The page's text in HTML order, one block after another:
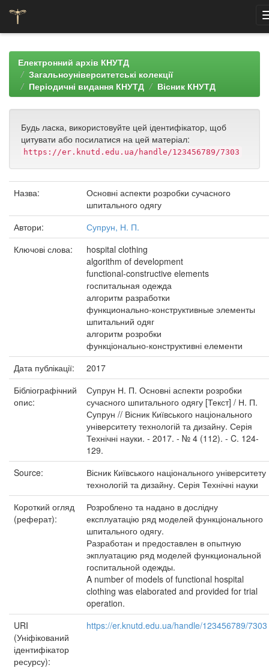
navigationЕлектронний архів КНУТД
Загальноуніверситетські колекції
Періодичні видання КНУТД
Вісник КНУТД
Будь ласка, використовуйте цей ідентифікатор, щоб
цитувати або посилатися на цей матеріал:
https://er.knutd.edu.ua/handle/123456789/7303
Назва:
Основні аспекти розробки сучасного
шпитального одягу
Автори:
Супрун, Н. П.
Ключові слова:
hospital clothing
algorithm of development
functional-constructive elements
госпитальная одежда
алгоритм разработки
функционально-конструктивные элементы
шпитальний одяг
алгоритм розробки
функціонально-конструктивні елементи
Дата публікації:
2017
Бібліографічний
опис:
Супрун Н. П. Основні аспекти розробки
сучасного шпитального одягу [Текст] / Н. П.
Супрун // Вісник Київського національного
університету технологій та дизайну. Серія
Технічні науки. - 2017. - № 4 (112). - C. 124-
129.
Source:
Вісник Київського національного університету
технологій та дизайну. Серія Технічні науки
Короткий огляд
(реферат):
Розроблено та надано в дослідну
експлуатацію ряд моделей функціонального
шпитального одягу.
Разработан и предоставлен в опытную
экплуатацию ряд моделей функциональной
госпитальной одежды.
A number of models of functional hospital
clothing was elaborated and provided for trial
operation.
URI
(Уніфікований
ідентифікатор
ресурсу):
https://er.knutd.edu.ua/handle/123456789/7303